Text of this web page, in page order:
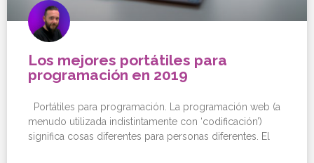
Los mejores portátiles para
programación en 2019
Portátiles para programación. La programación web (a
menudo utilizada indistintamente con ‘codificación’)
significa cosas diferentes para personas diferentes. El